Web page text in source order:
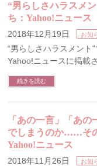
“男らしさハラスメ
ち：Yahoo!ニュース
2018年12月19日 お知
“男らしさハラスメント
Yahoo!ニュースに掲載
続きを読む
「あの一言」「あ
でしまうのか……そ
Yahoo!ニュース
2018年11月26日 お知